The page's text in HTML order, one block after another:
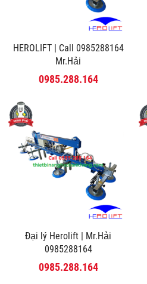
HEROLIFT | Call 0985288164
Mr.Hải
0985.288.164
Đại lý Herolift | Mr.Hải
0985288164
0985.288.164